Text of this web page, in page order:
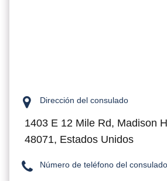
Dirección del consulado
1403 E 12 Mile Rd, Madison
48071, Estados Unidos
Número de teléfono del consulado